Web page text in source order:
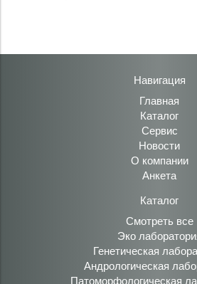
Навигация
Главная
Каталог
Сервис
Новости
О компании
Анкета
Каталог
Смотреть все
Эко
Генетическая
Андрологическая
Патоморфологическая